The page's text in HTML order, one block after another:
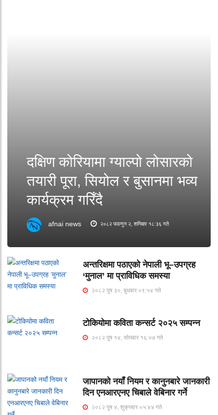
दक्षिण कोरियामा ग्याल्पो लोसारको
तयारी पूरा, सियोल र बुसानमा भव्य
कार्यक्रम गरिँदै
afnai news २०८२ फाल्गुन २, शनिबार १८:३६ गते
अन्तरिक्षमा पठाएको नेपाली भू–उपग्रह
‘मुनाल’ मा प्राविधिक समस्या
२०८२ पुष ३०, बुधबार ०९:५४ गते
टोकियोमा कविता कन्सर्ट २०२५ सम्पन्न
२०८२ पुष १४, सोमबार १६:०७ गते
जापानको नयाँ नियम र कानुनबारे जानकारी
दिन एनआरएनए चिबाले वेबिनार गर्ने
२०८२ पुष ४, शुक्रबार ०५:४४ गते